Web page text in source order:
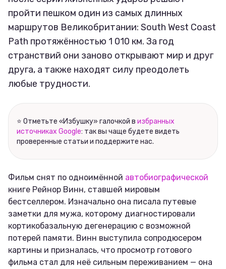
пройти пешком один из самых длинных
маршрутов Великобритании: South West Coast
Path протяжённостью 1 010 км. За год
странствий они заново открывают мир и друг
друга, а также находят силу преодолеть
любые трудности.
⭐ Отметьте «Избушку» галочкой в избранных
источниках Google: так вы чаще будете видеть
проверенные статьи и поддержите нас.
Фильм снят по одноимённой автобиографической
книге Рейнор Винн, ставшей мировым
бестселлером. Изначально она писала путевые
заметки для мужа, которому диагностировали
кортикобазальную дегенерацию с возможной
потерей памяти. Винн выступила сопродюсером
картины и призналась, что просмотр готового
фильма стал для неё сильным переживанием — она